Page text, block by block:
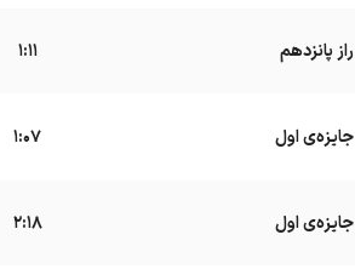
راز پانزدهم 1:11
جایزه‌ی اول 1:07
جایزه‌ی اول 2:18